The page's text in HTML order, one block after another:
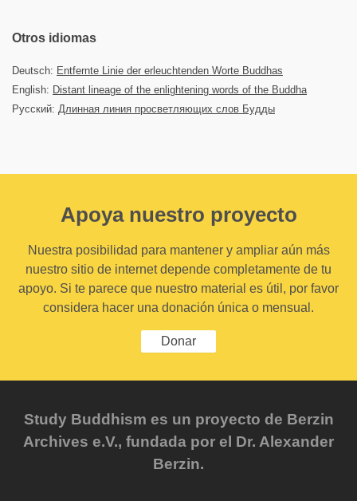
Otros idiomas
Deutsch: Entfernte Linie der erleuchtenden Worte Buddhas
English: Distant lineage of the enlightening words of the Buddha
Русский: Длинная линия просветляющих слов Будды
Apoya nuestro proyecto
Nuestra posibilidad para mantener y ampliar aún más
nuestro sitio de internet depende completamente de tu
apoyo. Si te parece que nuestro material es útil, por favor
considera hacer una donación única o mensual.
Donar
Study Buddhism es un proyecto de Berzin
Archives e.V., fundada por el Dr. Alexander
Berzin.